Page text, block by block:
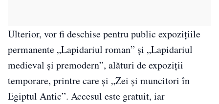
Ulterior, vor fi deschise pentru public expozițiile
permanente „Lapidariul roman” și „Lapidariul
medieval și premodern”, alături de expoziții
temporare, printre care și „Zei și muncitori în
Egiptul Antic”. Accesul este gratuit, iar